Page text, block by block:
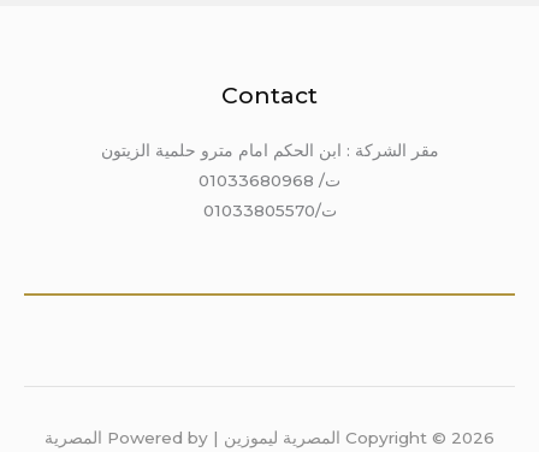
Contact
مقر الشركة : ابن الحكم امام مترو حلمية الزيتون
ت/ 01033680968
ت/01033805570
Copyright © 2026 المصرية ليموزين | Powered by المصرية